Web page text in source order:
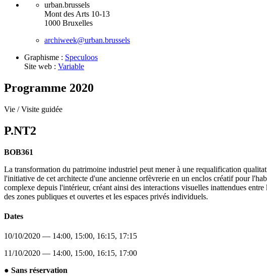
urban.brussels
Mont des Arts 10-13
1000 Bruxelles
archiweek@urban.brussels
Graphisme : Speculoos
Site web : Variable
Programme 2020
Vie /Visite guidée
P.NT2
BOB361
La transformation du patrimoine industriel peut mener à une requalification
l'initiative de cet architecte d'une ancienne orfèvrerie en un enclos créatif pour
complexe depuis l'intérieur, créant ainsi des interactions visuelles inattendues
des zones publiques et ouvertes et les espaces privés individuels.
Dates
10/10/2020 — 14:00, 15:00, 16:15, 17:15
11/10/2020 — 14:00, 15:00, 16:15, 17:00
● Sans réservation